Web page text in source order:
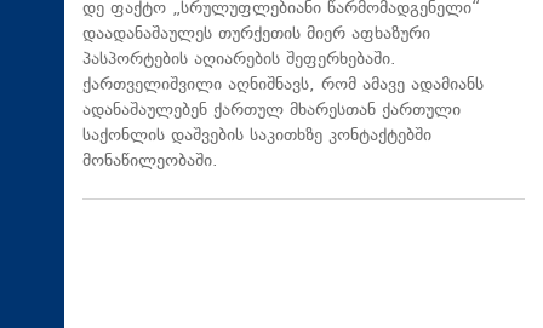
დე ფაქტო „სრულუფლებიანი წარმომადგენელი“
დაადანაშაულეს თურქეთის მიერ აფხაზური
პასპორტების აღიარების შეფერხებაში.
ქართველიშვილი აღნიშნავს, რომ ამავე ადამიანს
ადანაშაულებენ ქართულ მხარესთან ქართული
საქონლის დაშვების საკითხზე კონტაქტებში
მონაწილეობაში.